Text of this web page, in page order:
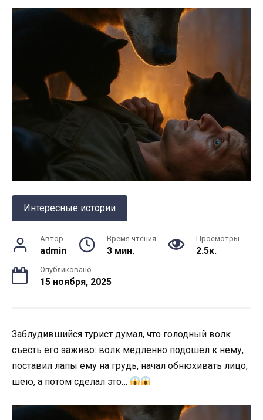
Интересные истории
Автор
admin
Время чтения
3 мин.
Просмотры
2.5к.
Опубликовано
15 ноября, 2025
Заблудившийся турист думал, что голодный волк
съесть его заживо: волк медленно подошел к нему,
поставил лапы ему на грудь, начал обнюхивать лицо,
шею, а потом сделал это…